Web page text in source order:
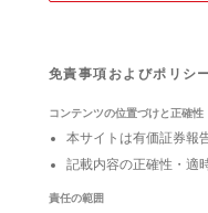
免責事項およびポリシ
コンテンツの位置づけと正確性
本サイトは有価証券報
記載内容の正確性・適
責任の範囲